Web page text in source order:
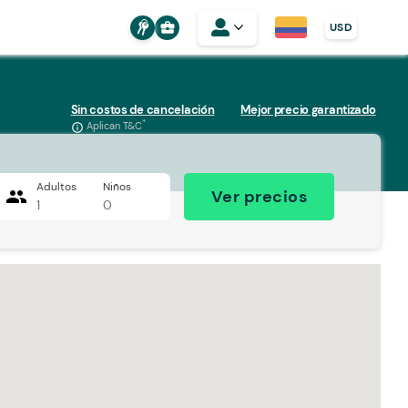
business_center USD
Sin costos de cancelación
info_outline Aplican T&C*
Mejor precio garantizado
people Adultos
1
Niños
0 Ver precios